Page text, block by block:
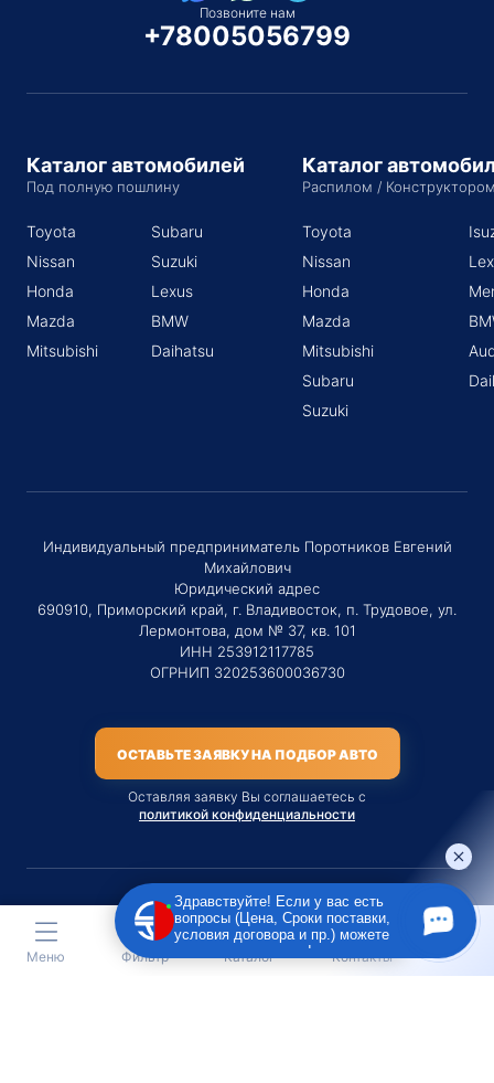
Позвоните нам
+78005056799
Каталог автомобилей
Под полную пошлину
Toyota
Nissan
Honda
Mazda
Mitsubishi
Subaru
Suzuki
Lexus
BMW
Daihatsu
Каталог
Распилом /
Toyota
Nissan
Honda
Mazda
Mitsubishi
Subaru
Suzuki
Индивидуальный предприниматель Поротников Евгений
Михайлович
Юридический адрес
690910, Приморский край, г. Владивосток, п. Трудовое, ул.
Лермонтова, дом № 37, кв. 101
ИНН 253912117785
ОГРНИП 320253600036730
ОСТАВЬТЕ ЗАЯВКУ НА ПОДБОР АВТО
Оставляя заявку Вы соглашаетесь с
политикой конфиденциальности
Материалы данного сайта являются публичной офертой
только на услугу сопровождения Агентом приобретения
транспортного средства Клиентом.
Меню Фильтр Каталог Контакты
Здравствуйте! Если у вас есть
вопросы (Цена, Сроки поставки,
условия договора и пр.) можете
задать их мне в чат!